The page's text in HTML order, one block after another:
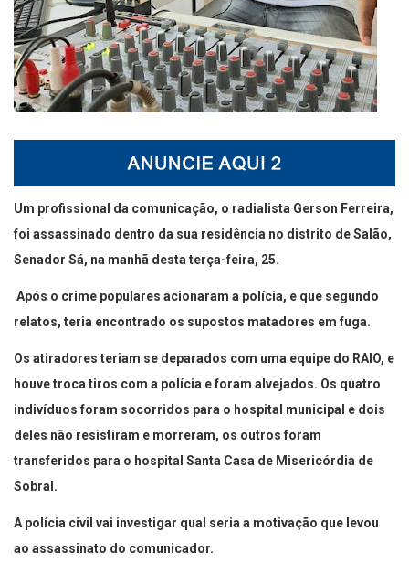
Um profissional da comunicação, o radialista Gerson Ferreira,
foi assassinado dentro da sua residência no distrito de Salão,
Senador Sá, na manhã desta terça-feira, 25.
Após o crime populares acionaram a polícia, e que segundo
relatos, teria encontrado os supostos matadores em fuga.
Os atiradores teriam se deparados com uma equipe do RAIO, e
houve troca tiros com a polícia e foram alvejados. Os quatro
indivíduos foram socorridos para o hospital municipal e dois
deles não resistiram e morreram, os outros foram
transferidos para o hospital Santa Casa de Misericórdia de
Sobral.
A polícia civil vai investigar qual seria a motivação que levou
ao assassinato do comunicador.